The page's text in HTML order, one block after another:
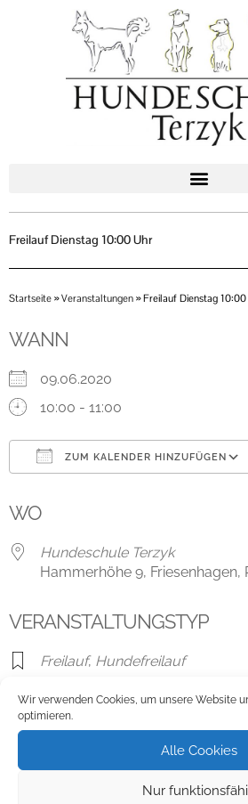
Wir verwenden Cookies, um unsere Website
optimieren.
Alle Cookies
Nur
Freilauf Dienstag 10:00 Uhr
Startseite »Veranstaltungen »Freilauf Dienstag
WANN
09.06.2020
10:00 - 11:00
ZUM KALENDER HINZUFÜGEN
WO
Hundeschule Terzyk
Hammerhöhe 9, Friesenhagen,
VERANSTALTUNGSTYP
Freilauf, Hundefreilauf
Karte nicht verfügbar
Hundeschule